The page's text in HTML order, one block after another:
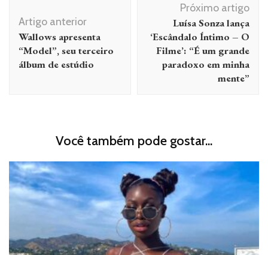
de
post
Artigo anterior
Wallows apresenta
“Model”, seu terceiro
álbum de estúdio
Próximo artigo
Luísa Sonza lança
‘Escândalo Íntimo – O
Filme’: “É um grande
paradoxo em minha
mente”
Você também pode gostar...